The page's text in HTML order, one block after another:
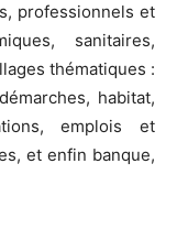
professionnels et
sanitaires,
thématiques :
habitat,
emplois et
et enfin banque,